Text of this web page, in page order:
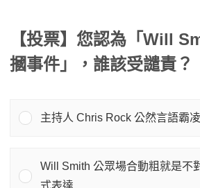
【投票】您認為「Will
摑事件」，誰該受譴責？
主持人 Chris Rock 公然言語霸
Will Smith 公眾場合動粗就是不
式表達